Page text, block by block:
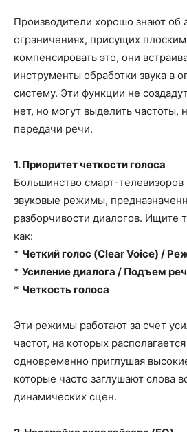
Производители хорошо знают об
ограничениях, присущих
компенсировать это, они
инструменты обработки звука в
систему. Эти функции не
нет, но могут выделить частоты,
передачи речи.
1. Приоритет четкости голоса
Большинство смарт-
звуковые режимы,
разборчивости диалогов. Ищите
как:
* Четкий голос (Clear Voice) /
* Усиление диалога / Подъем
* Четкость голоса
Эти режимы работают за счет
частот, на которых
одновременно приглушая
которые часто заглушают слова
динамических сцен.